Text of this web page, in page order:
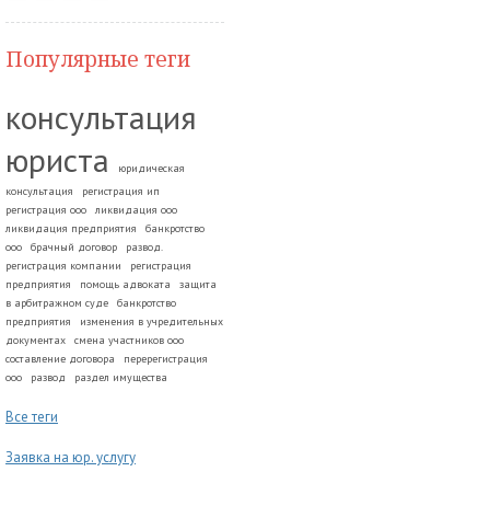
Популярные теги
консультация
юриста
юридическая
консультация
регистрация ип
регистрация ооо
ликвидация ооо
ликвидация предприятия
банкротство
ооо
брачный договор
развод.
регистрация компании
регистрация
предприятия
помощь адвоката
защита
в арбитражном суде
банкротство
предприятия
изменения в учредительных
документах
смена участников ооо
составление договора
перерегистрация
ооо
развод раздел имущества
Все теги
Заявка на юр. услугу